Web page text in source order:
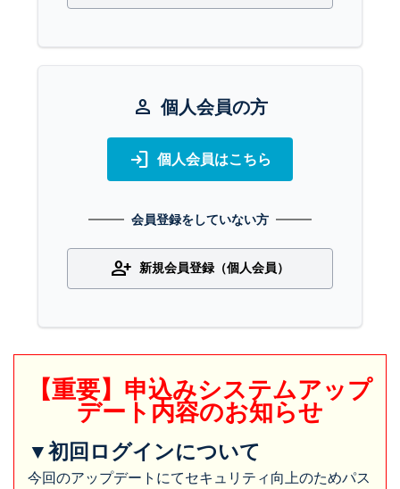
person 個人会員の方
login 個人会員はこちら
会員登録をしていない方
person_add 新規会員登録（個人会員）
【重要】申込みシステムアップ
デート内容のお知らせ
▼初回ログインについて
今回のアップデートにてセキュリティ向上のためパス